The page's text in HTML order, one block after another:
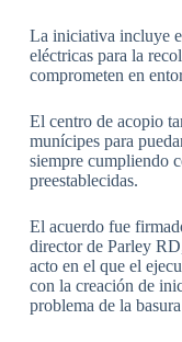
La iniciativa incluye
eléctricas para la
comprometen en
El centro de acopio
munícipes para
siempre cumpliendo
preestablecidas.
El acuerdo fue
director de Parley
acto en el que el
con la creación de
problema de la